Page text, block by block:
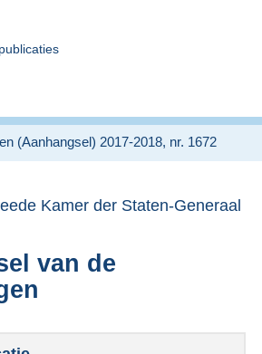
(Aanhangsel) 2017-2018, nr. 1672
van de